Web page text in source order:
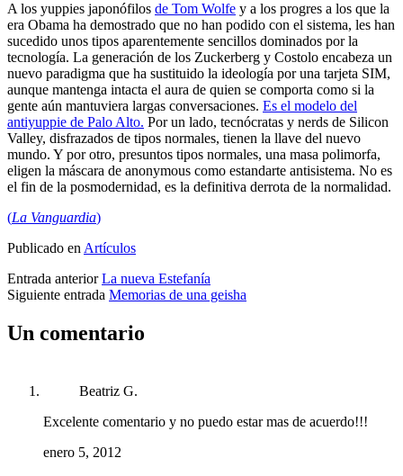
A los yuppies japonófilos de Tom Wolfe y a los progres a los que la
era Obama ha demostrado que no han podido con el sistema, les han
sucedido unos tipos aparentemente sencillos dominados por la
tecnología. La generación de los Zuckerberg y Costolo encabeza un
nuevo paradigma que ha sustituido la ideología por una tarjeta SIM,
aunque mantenga intacta el aura de quien se comporta como si la
gente aún mantuviera largas conversaciones. Es el modelo del
antiyuppie de Palo Alto. Por un lado, tecnócratas y nerds de Silicon
Valley, disfrazados de tipos normales, tienen la llave del nuevo
mundo. Y por otro, presuntos tipos normales, una masa polimorfa,
eligen la máscara de anonymous como estandarte antisistema. No es
el fin de la posmodernidad, es la definitiva derrota de la normalidad.
(La Vanguardia)
Publicado enArtículos
Entrada anterior La nueva Estefanía
Siguiente entrada Memorias de una geisha
Un comentario
Beatriz G.
Excelente comentario y no puedo estar mas de acuerdo!!!
enero 5, 2012